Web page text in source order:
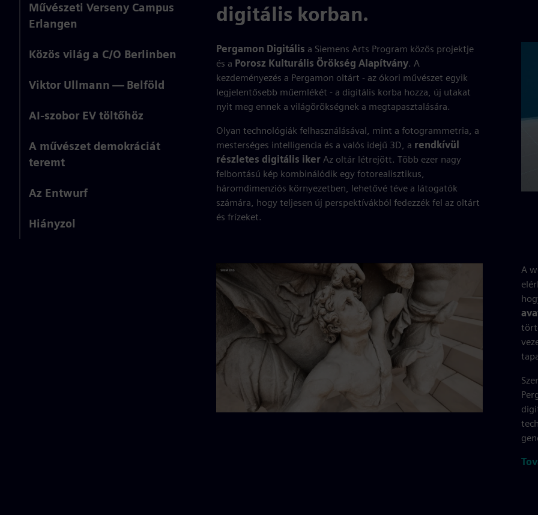
Művészeti Verseny Campus
Erlangen
Közös világ a C/O Berlinben
Viktor Ullmann — Belföld
AI-szobor EV töltőhöz
A művészet demokráciát
teremt
Az Entwurf
Hiányzol
digitális korban.
Pergamon Digitális a Siemens Arts Program közös projektje
és a Porosz Kulturális Örökség Alapítvány. A
kezdeményezés a Pergamon oltárt - az ókori művészet egyik
legjelentősebb műemlékét - a digitális korba hozza, új utakat
nyit meg ennek a világörökségnek a megtapasztalására.
Olyan technológiák felhasználásával, mint a fotogrammetria, a
mesterséges intelligencia és a valós idejű 3D, a rendkívül
részletes digitális iker Az oltár létrejött. Több ezer nagy
felbontású kép kombinálódik egy fotorealisztikus,
háromdimenziós környezetben, lehetővé téve a látogatók
számára, hogy teljesen új perspektívákból fedezzék fel az oltárt
és frízeket.
A